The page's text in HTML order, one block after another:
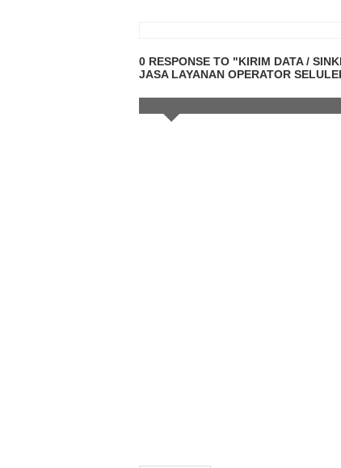
0 RESPONSE TO "KIRIM DATA /
JASA LAYANAN OPERATOR